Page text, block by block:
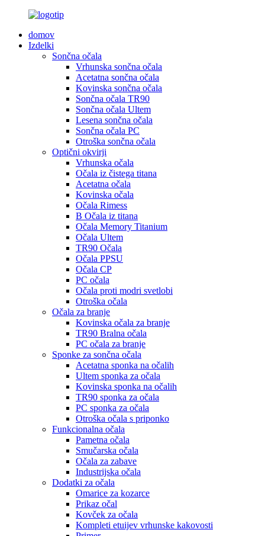
domov
Izdelki
Sončna očala
Vrhunska sončna očala
Acetatna sončna očala
Kovinska sončna očala
Sončna očala TR90
Sončna očala Ultem
Lesena sončna očala
Sončna očala PC
Otroška sončna očala
Optični okvirji
Vrhunska očala
Očala iz čistega titana
Acetatna očala
Kovinska očala
Očala Rimess
B Očala iz titana
Očala Memory Titanium
Očala Ultem
TR90 Očala
Očala PPSU
Očala CP
PC očala
Očala proti modri svetlobi
Otroška očala
Očala za branje
Kovinska očala za branje
TR90 Bralna očala
PC očala za branje
Sponke za sončna očala
Acetatna sponka na očalih
Ultem sponka za očala
Kovinska sponka na očalih
TR90 sponka za očala
PC sponka za očala
Otroška očala s priponko
Funkcionalna očala
Pametna očala
Smučarska očala
Očala za zabave
Industrijska očala
Dodatki za očala
Omarice za kozarce
Prikaz očal
Kovček za očala
Kompleti etuijev vrhunske kakovosti